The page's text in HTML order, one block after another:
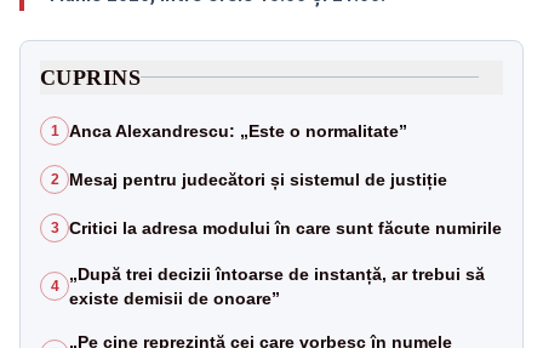
CUPRINS
1 Anca Alexandrescu: „Este o normalitate”
2 Mesaj pentru judecători și sistemul de justiție
3 Critici la adresa modului în care sunt făcute numirile
4
„După trei decizii întoarse de instanță, ar trebui să
existe demisii de onoare”
„Pe cine reprezintă cei care vorbesc în numele